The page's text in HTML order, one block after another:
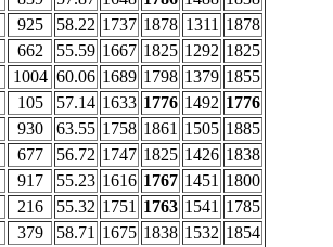
925 58.22 1737 1878 1311 1878
662 55.59 1667 1825 1292 1825
1004 60.06 1689 1798 1379 1855
105 57.14 1633 1776 1492 1776
930 63.55 1758 1861 1505 1885
677 56.72 1747 1825 1426 1838
917 55.23 1616 1767 1451 1800
216 55.32 1751 1763 1541 1785
379 58.71 1675 1838 1532 1854